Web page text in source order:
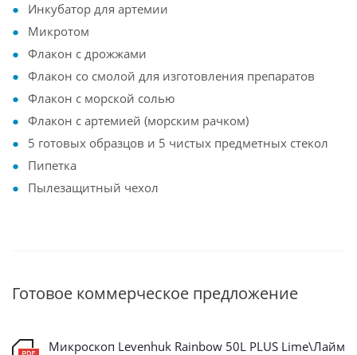
Инкубатор для артемии
Микротом
Флакон с дрожжами
Флакон со смолой для изготовления препаратов
Флакон с морской солью
Флакон с артемией (морским рачком)
5 готовых образцов и 5 чистых предметных стекол
Пипетка
Пылезащитный чехол
Готовое коммерческое предложение
Микроскоп Levenhuk Rainbow 50L PLUS Lime\Лайм